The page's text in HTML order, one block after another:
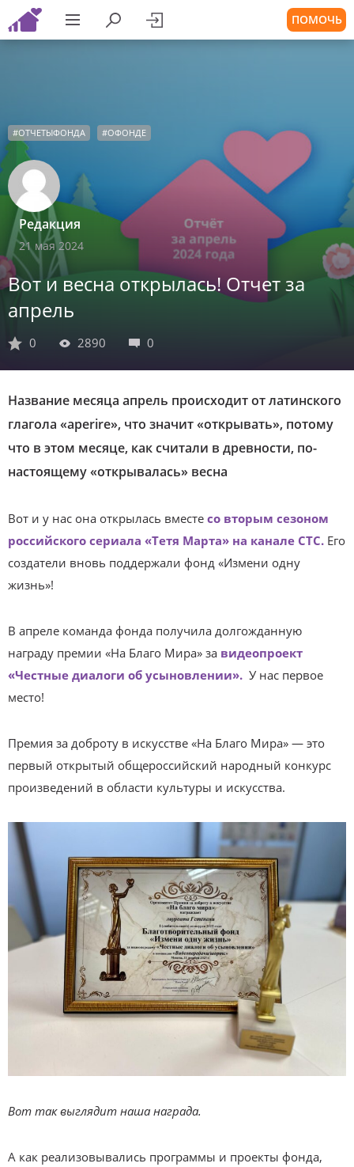
ПОМОЧЬ
#ОТЧЕТЫФОНДА #ОФОНДЕ
Редакция
21 мая 2024
Вот и весна открылась! Отчет за
апрель
0 2890 0
Название месяца апрель происходит от латинского
глагола «aperire», что значит «открывать», потому
что в этом месяце, как считали в древности, по-
настоящему «открывалась» весна
Вот и у нас она открылась вместе со вторым сезоном
российского сериала «Тетя Марта» на канале СТС. Его
создатели вновь поддержали фонд «Измени одну
жизнь»!
В апреле команда фонда получила долгожданную
награду премии «На Благо Мира» за видеопроект
«Честные диалоги об усыновлении». У нас первое
место!
Премия за доброту в искусстве «На Благо Мира» — это
первый открытый общероссийский народный конкурс
произведений в области культуры и искусства.
Вот так выглядит наша награда.
А как реализовывались программы и проекты фонда,